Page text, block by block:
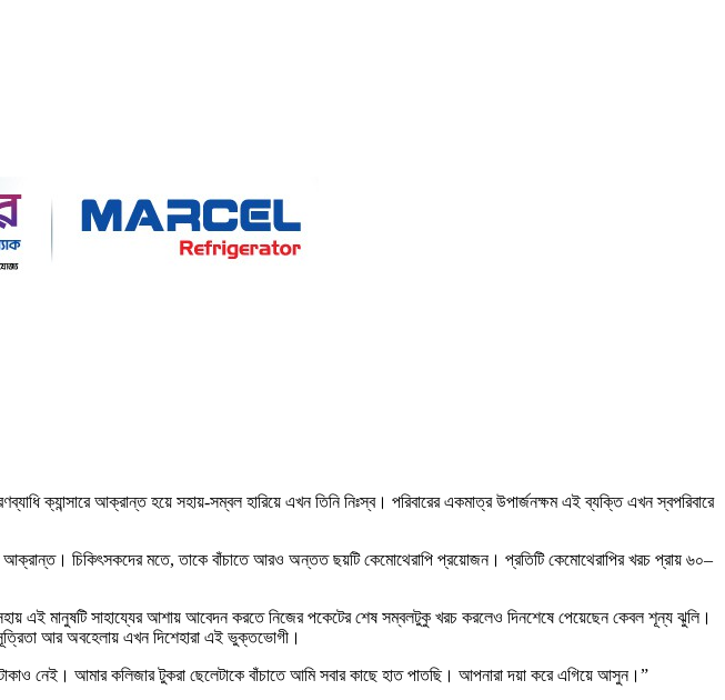
ক্যান্সারে আক্রান্ত হয়ে সহায়-সম্বল হারিয়ে এখন তিনি নিঃস্ব। পরিবারের একমাত্র উপার্জনক্ষম এই ব্যক্তি এখন স্বপরিবারে
আক্রান্ত। চিকিৎসকদের মতে, তাকে বাঁচাতে আরও অন্তত ছয়টি কেমোথেরাপি প্রয়োজন। প্রতিটি কেমোথেরাপির খরচ প্রায় ৬০–
এই মানুষটি সাহায্যের আশায় আবেদন করতে নিজের পকেটের শেষ সম্বলটুকু খরচ করলেও দিনশেষে পেয়েছেন কেবল শূন্য ঝুলি।
আর অবহেলায় এখন দিশেহারা এই ভুক্তভোগী।
টাকাও নেই। আমার কলিজার টুকরা ছেলেটাকে বাঁচাতে আমি সবার কাছে হাত পাতছি। আপনারা দয়া করে এগিয়ে আসুন।”